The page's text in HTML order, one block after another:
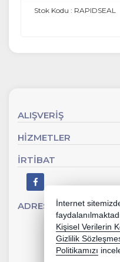
Stok Kodu : RAPIDSEAL
ALIŞVERİŞ
HİZMETLER
İRTİBAT
ADRES Sevgi Mahallesi 902
İnternet
Kişisel Verilerin
Gizlilik
Politikamızı